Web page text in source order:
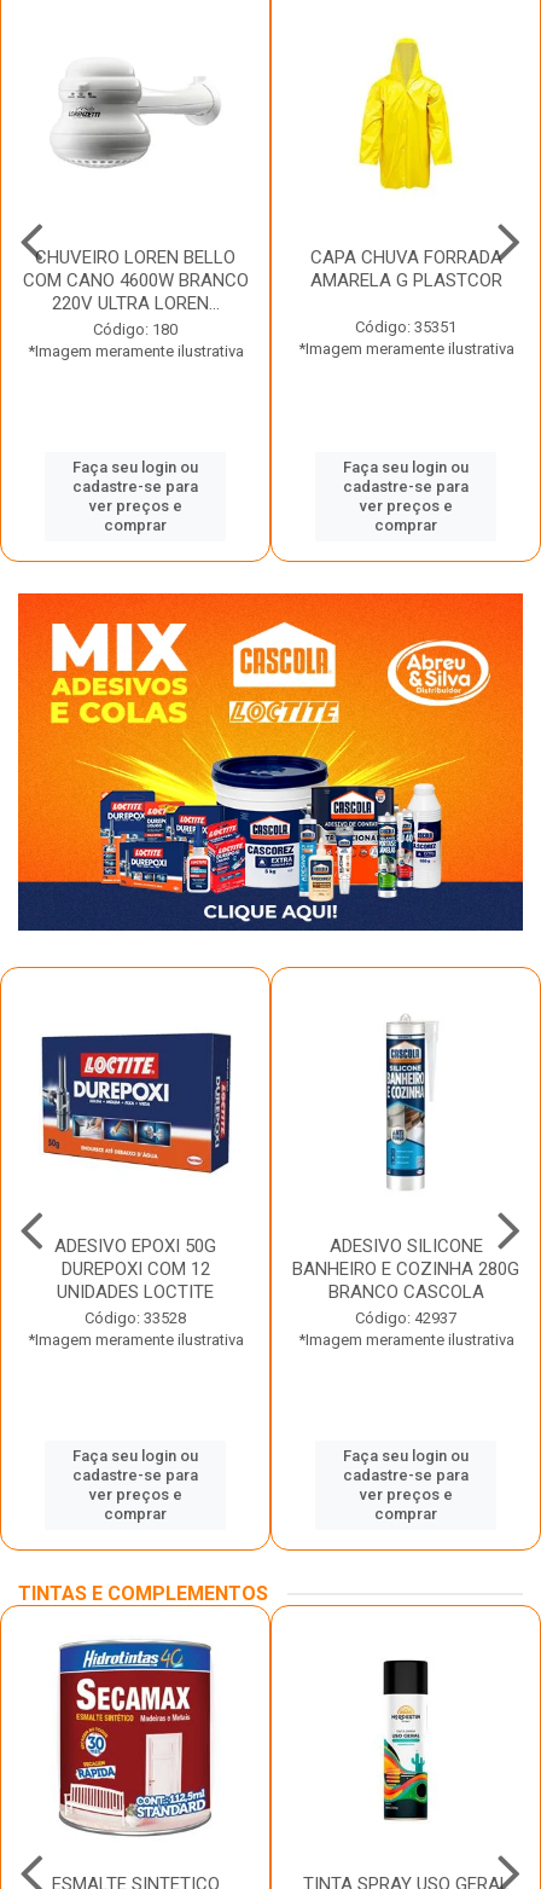
CHUVEIRO LOREN BELLO
COM CANO 4600W BRANCO
220V ULTRA LOREN...
Código: 180
*Imagem meramente ilustrativa
Faça seu login ou
cadastre-se para
ver preços e
comprar
CAPA CHUVA FORRADA
AMARELA G PLASTCOR
Código: 35351
*Imagem meramente ilustrativa
Faça seu login ou
cadastre-se para
ver preços e
comprar
ADESIVO EPOXI 50G
DUREPOXI COM 12
UNIDADES LOCTITE
Código: 33528
*Imagem meramente ilustrativa
Faça seu login ou
cadastre-se para
ver preços e
comprar
ADESIVO SILICONE
BANHEIRO E COZINHA 280G
BRANCO CASCOLA
Código: 42937
*Imagem meramente ilustrativa
Faça seu login ou
cadastre-se para
ver preços e
comprar
TINTAS E COMPLEMENTOS
ESMALTE SINTETICO TINTA SPRAY USO GERAL